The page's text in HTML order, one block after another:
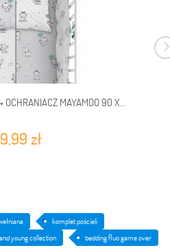
MAYAMOO 90 X...
zł
komplet pościeli
young collection bedding fluo game over